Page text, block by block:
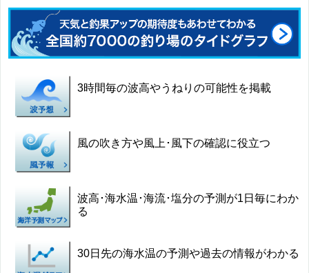
3時間毎の波高やうねりの可能性を掲載
風の吹き方や風上･風下の確認に役立つ
波高･海水温･海流･塩分の予測が1日毎にわか
る
30日先の海水温の予測や過去の情報がわかる